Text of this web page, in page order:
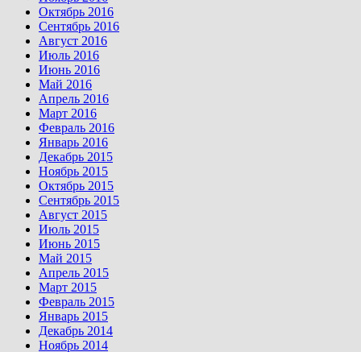
Октябрь 2016
Сентябрь 2016
Август 2016
Июль 2016
Июнь 2016
Май 2016
Апрель 2016
Март 2016
Февраль 2016
Январь 2016
Декабрь 2015
Ноябрь 2015
Октябрь 2015
Сентябрь 2015
Август 2015
Июль 2015
Июнь 2015
Май 2015
Апрель 2015
Март 2015
Февраль 2015
Январь 2015
Декабрь 2014
Ноябрь 2014